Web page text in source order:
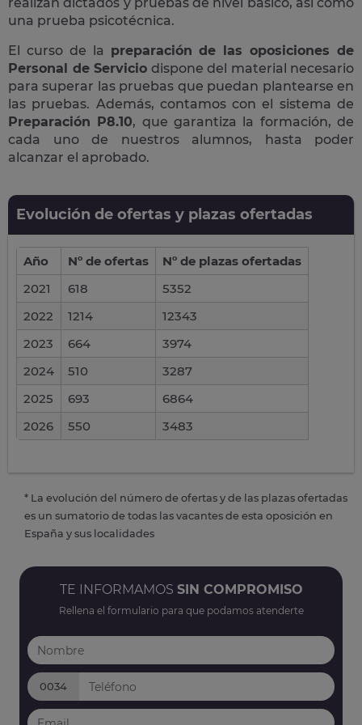
una prueba psicotécnica.
El curso de la preparación de las oposiciones de
Personal de Servicio dispone del material necesario
para superar las pruebas que puedan plantearse en
las pruebas. Además, contamos con el sistema de
Preparación P8.10, que garantiza la formación, de
cada uno de nuestros alumnos, hasta poder
alcanzar el aprobado.
Evolución de ofertas y plazas ofertadas
Año Nº de ofertas
Nº de plazas ofertadas
2021
618
5352
2022
1214
12343
2023
664
3974
2024
510
3287
2025
693
6864
2026
550 3483
* La evolución del número de ofertas y de las plazas ofertadas
es un sumatorio de todas las vacantes de esta oposición en
España y sus localidades
TE INFORMAMOS SIN COMPROMISO
Rellena el formulario para que podamos atenderte
0034